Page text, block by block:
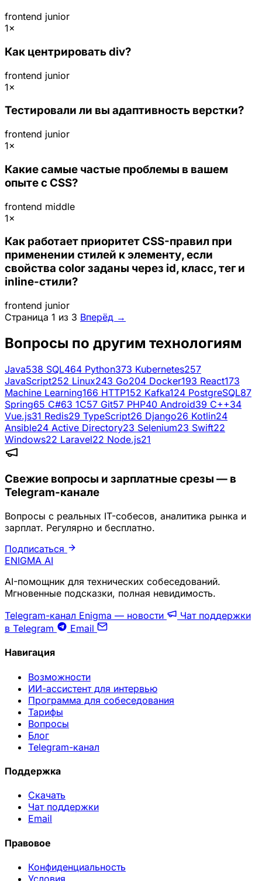
frontend junior
1×
Как центрировать div?
frontend junior
1×
Тестировали ли вы адаптивность верстки?
frontend junior
1×
Какие самые частые проблемы в вашем
опыте с CSS?
frontend middle
1×
Как работает приоритет CSS-правил при
применении стилей к элементу, если
свойства color заданы через id, класс, тег и
inline-стили?
frontend junior
Страница 1 из 3 Вперёд →
Вопросы по другим технологиям
Java538 SQL464 Python373 Kubernetes257
JavaScript252 Linux243 Go204 Docker193 React173
Machine Learning166 HTTP152 Kafka124 PostgreSQL87
Spring65 C#63 1C57 Git57 PHP40 Android39 C++34
Vue.js31 Redis29 TypeScript26 Django26 Kotlin24
Ansible24 Active Directory23 Selenium23 Swift22
Windows22 Laravel22 Node.js21
Свежие вопросы и зарплатные срезы — в
Telegram-канале
Вопросы с реальных IT-собесов, аналитика рынка и
зарплат. Регулярно и бесплатно.
Подписаться
ENIGMA AI
AI-помощник для технических собеседований.
Мгновенные подсказки, полная невидимость.
Telegram-канал Enigma — новости
Чат поддержки
в Telegram
Email
Навигация
Возможности
ИИ-ассистент для интервью
Программа для собеседования
Тарифы
Вопросы
Блог
Telegram-канал
Поддержка
Скачать
Чат поддержки
Email
Правовое
Конфиденциальность
Условия